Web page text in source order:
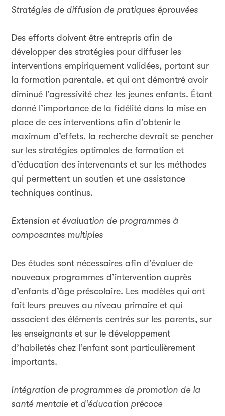
Stratégies de diffusion de pratiques éprouvées
Des efforts doivent être entrepris afin de
développer des stratégies pour diffuser les
interventions empiriquement validées, portant sur
la formation parentale, et qui ont démontré avoir
diminué l’agressivité chez les jeunes enfants. Étant
donné l’importance de la fidélité dans la mise en
place de ces interventions afin d’obtenir le
maximum d’effets, la recherche devrait se pencher
sur les stratégies optimales de formation et
d’éducation des intervenants et sur les méthodes
qui permettent un soutien et une assistance
techniques continus.
Extension et évaluation de programmes à
composantes multiples
Des études sont nécessaires afin d’évaluer de
nouveaux programmes d’intervention auprès
d’enfants d’âge préscolaire. Les modèles qui ont
fait leurs preuves au niveau primaire et qui
associent des éléments centrés sur les parents, sur
les enseignants et sur le développement
d’habiletés chez l’enfant sont particulièrement
importants.
Intégration de programmes de promotion de la
santé mentale et d’éducation précoce